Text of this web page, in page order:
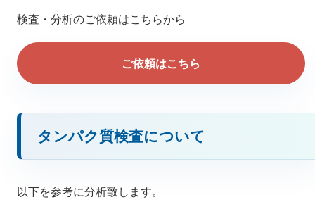
検査・分析のご依頼はこちらから
ご依頼はこちら
タンパク質検査について
以下を参考に分析致します。